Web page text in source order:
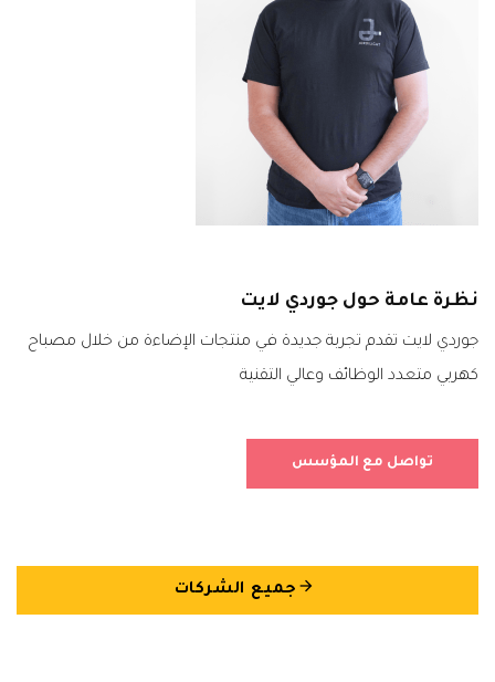
نظرة عامة حول جوردي لايت
جوردي لايت تقدم تجربة جديدة في منتجات الإضاءة من خلال مصباح
كهربي متعدد الوظائف وعالي التقنية
تواصل مع المؤسس
arrow_back جميع الشركات